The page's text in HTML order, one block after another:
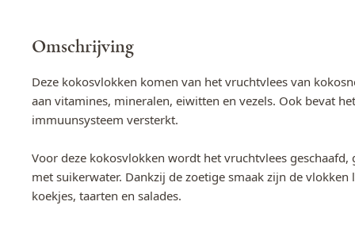
Omschrijving
Deze kokosvlokken komen van het vruchtvlees van
aan vitamines, mineralen, eiwitten en vezels. Ook bevat
immuunsysteem versterkt.
Voor deze kokosvlokken wordt het vruchtvlees geschaafd,
met suikerwater. Dankzij de zoetige smaak zijn de
koekjes, taarten en salades.